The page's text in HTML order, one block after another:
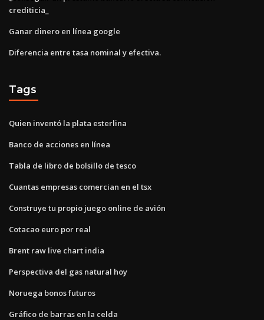
crediticia_
Ganar dinero en línea google
Diferencia entre tasa nominal y efectiva.
Tags
Quien inventó la plata esterlina
Banco de acciones en línea
Tabla de libro de bolsillo de tesco
Cuantas empresas comercian en el tsx
Construye tu propio juego online de avión
Cotacao euro por real
Brent raw live chart india
Perspectiva del gas natural hoy
Noruega bonos futuros
Gráfico de barras en la celda